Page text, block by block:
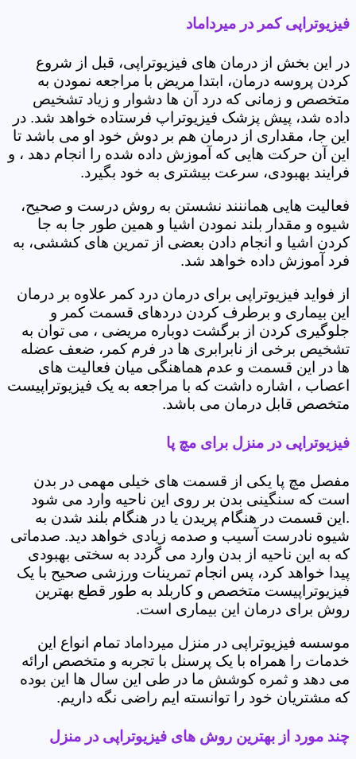
فیزیوتراپی کمر در میرداماد
در این بخش از درمان های فیزیوتراپی، قبل از شروع
کردن پروسه درمان، ابتدا مریض با مراجعه نمودن به
متخصص و زمانی که درد آن ها دشوار و زیاد تشخیص
داده شد، پیش پزشک فیزیوتراپ فرستاده خواهد شد. در
این جا، مقداری از درمان هم بر دوش خود او می باشد تا
این آن حرکت هایی که آموزش داده شده را انجام دهد ، و
فرایند بهبودی، سرعت بیشتری به خود بگیرد.
فعالیت هایی هماننند نشستن به روش درست و صحیح،
شیوه و مقدار بلند نمودن اشیا و همین طور جا به جا
کردن اشیا و انجام دادن بعضی از تمرین های کششی، به
فرد آموزش داده خواهد شد.
از فواید فیزیوتراپی برای درمان درد کمر علاوه بر درمان
این بیماری و برطرف کردن دردهای قسمت کمر و
جلوگیری کردن از برگشت دوباره مریضی ، می توان به
تشخیص برخی از نابرابری ها در فرم کمر، ضعف عضله
ها در این قسمت و عدم هماهنگی میان فعالیت های
اعصاب ، اشاره داشت که با مراجعه به یک فیزیوتراپیست
متخصص قابل درمان می باشد.
فیزیوتراپی در منزل برای مچ پا
مفصل مچ پا یکی از قسمت های خیلی مهمی در بدن
است که سنگینی بدن بر روی این ناحیه وارد می شود
.این قسمت در هنگام پریدن یا در هنگام بلند شدن به
شیوه نادرست آسیب و صدمه زیادی خواهد دید. صدماتی
که به این ناحیه از بدن وارد می گردد به سختی بهبودی
پیدا خواهد کرد، پس انجام تمرینات ورزشی صحیح با یک
فیزیوتراپیست متخصص و کاربلد به طور قطع بهترین
روش برای درمان این بیماری است.
موسسه فیزیوتراپی در منزل میرداماد تمام انواع این
خدمات را همراه با یک پرسنل با تجربه و متخصص ارائه
می دهد و ثمره کوشش ما در طی این سال ها این بوده
که مشتریان خود را توانسته ایم راضی نگه داریم.
چند مورد از بهترین روش های فیزیوتراپی در منزل